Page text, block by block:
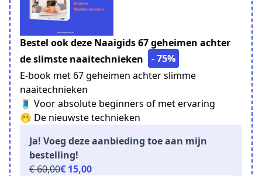
Bestel ook deze Naaigids 67 geheimen achter
de slimste naaitechnieken
- 75%
E-book met 67 geheimen achter slimme
naaitechnieken
🧵 Voor absolute beginners of met ervaring
🫢 De nieuwste technieken
Ja! Voeg deze aanbieding toe aan mijn
bestelling!
€ 60,00€ 15,00